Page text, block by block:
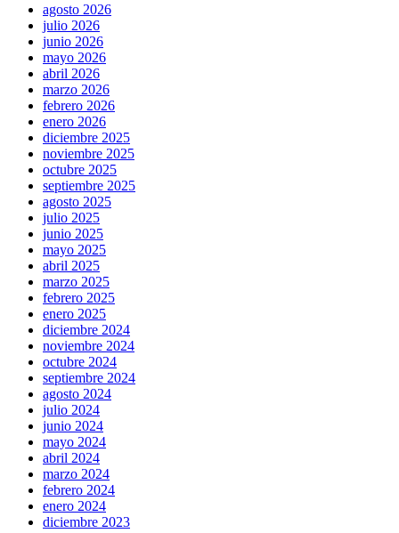
agosto 2026
julio 2026
junio 2026
mayo 2026
abril 2026
marzo 2026
febrero 2026
enero 2026
diciembre 2025
noviembre 2025
octubre 2025
septiembre 2025
agosto 2025
julio 2025
junio 2025
mayo 2025
abril 2025
marzo 2025
febrero 2025
enero 2025
diciembre 2024
noviembre 2024
octubre 2024
septiembre 2024
agosto 2024
julio 2024
junio 2024
mayo 2024
abril 2024
marzo 2024
febrero 2024
enero 2024
diciembre 2023